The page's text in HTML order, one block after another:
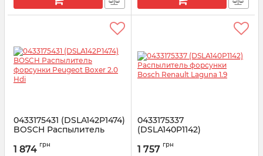
0433175431 (DSLA142P1474)
BOSCH Распылитель
2.0 Hdi
1 874 грн
0433175337
(DSLA140P1142)
Bosсh Renault Laguna 1.9
1 757 грн